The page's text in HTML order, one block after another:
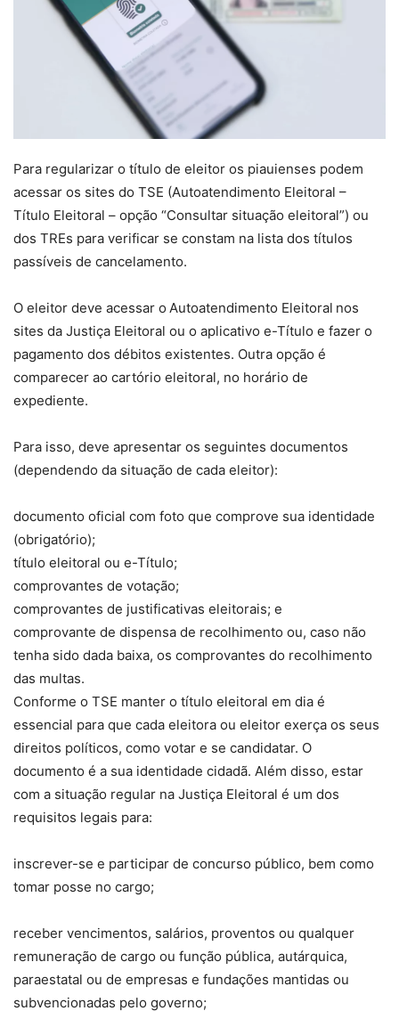
Para regularizar o título de eleitor os piauienses podem
acessar os sites do TSE (Autoatendimento Eleitoral –
Título Eleitoral – opção “Consultar situação eleitoral”) ou
dos TREs para verificar se constam na lista dos títulos
passíveis de cancelamento.
O eleitor deve acessar o Autoatendimento Eleitoral nos
sites da Justiça Eleitoral ou o aplicativo e-Título e fazer o
pagamento dos débitos existentes. Outra opção é
comparecer ao cartório eleitoral, no horário de
expediente.
Para isso, deve apresentar os seguintes documentos
(dependendo da situação de cada eleitor):
documento oficial com foto que comprove sua identidade
(obrigatório);
título eleitoral ou e-Título;
comprovantes de votação;
comprovantes de justificativas eleitorais; e
comprovante de dispensa de recolhimento ou, caso não
tenha sido dada baixa, os comprovantes do recolhimento
das multas.
Conforme o TSE manter o título eleitoral em dia é
essencial para que cada eleitora ou eleitor exerça os seus
direitos políticos, como votar e se candidatar. O
documento é a sua identidade cidadã. Além disso, estar
com a situação regular na Justiça Eleitoral é um dos
requisitos legais para:
inscrever-se e participar de concurso público, bem como
tomar posse no cargo;
receber vencimentos, salários, proventos ou qualquer
remuneração de cargo ou função pública, autárquica,
paraestatal ou de empresas e fundações mantidas ou
subvencionadas pelo governo;